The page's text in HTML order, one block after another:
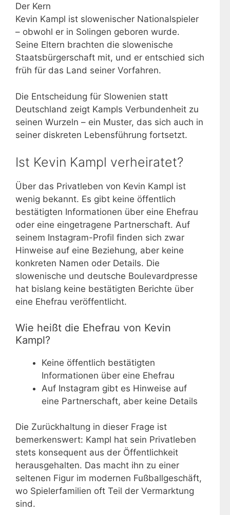
Der Kern
Kevin Kampl ist slowenischer Nationalspieler
– obwohl er in Solingen geboren wurde.
Seine Eltern brachten die slowenische
Staatsbürgerschaft mit, und er entschied sich
früh für das Land seiner Vorfahren.
Die Entscheidung für Slowenien statt
Deutschland zeigt Kampls Verbundenheit zu
seinen Wurzeln – ein Muster, das sich auch in
seiner diskreten Lebensführung fortsetzt.
Ist Kevin Kampl verheiratet?
Über das Privatleben von Kevin Kampl ist
wenig bekannt. Es gibt keine öffentlich
bestätigten Informationen über eine Ehefrau
oder eine eingetragene Partnerschaft. Auf
seinem Instagram-Profil finden sich zwar
Hinweise auf eine Beziehung, aber keine
konkreten Namen oder Details. Die
slowenische und deutsche Boulevardpresse
hat bislang keine bestätigten Berichte über
eine Ehefrau veröffentlicht.
Wie heißt die Ehefrau von Kevin
Kampl?
Keine öffentlich bestätigten
Informationen über eine Ehefrau
Auf Instagram gibt es Hinweise auf
eine Partnerschaft, aber keine Details
Die Zurückhaltung in dieser Frage ist
bemerkenswert: Kampl hat sein Privatleben
stets konsequent aus der Öffentlichkeit
herausgehalten. Das macht ihn zu einer
seltenen Figur im modernen Fußballgeschäft,
wo Spielerfamilien oft Teil der Vermarktung
sind.